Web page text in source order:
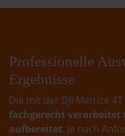
Professionelle
Ergebnisse
Die mit der DJI Matrice
fachgerecht
aufbereitet. Je nach